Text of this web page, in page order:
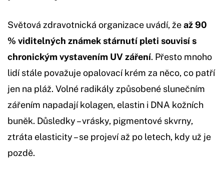
Světová zdravotnická organizace uvádí, žeaž 90
% viditelných známek stárnutí pleti souvisí s
chronickým vystavením UV záření. Přesto mnoho
lidí stále považuje opalovací krém za něco, co patří
jen na pláž. Volné radikály způsobené slunečním
zářením napadají kolagen, elastin i DNA kožních
buněk. Důsledky – vrásky, pigmentové skvrny,
ztráta elasticity – se projeví až po letech, kdy už je
pozdě.